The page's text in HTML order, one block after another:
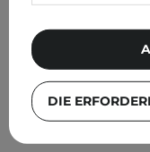
15,99 €
IN DEN
DIE